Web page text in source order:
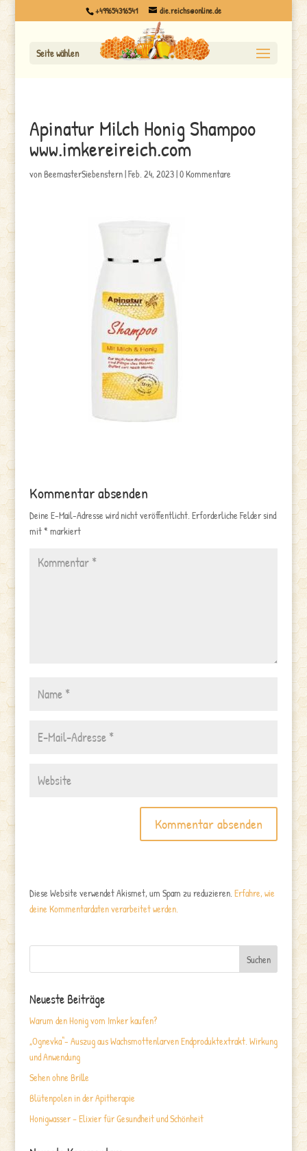
+499654316541 die.reichs@online.de
Seite wählen
Apinatur Milch Honig Shampoo
www.imkereireich.com
vonBeemasterSiebenstern|Feb. 24, 2023|0 Kommentare
Kommentar absenden
Deine E-Mail-Adresse wird nicht veröffentlicht. Erforderliche Felder sind
mit* markiert
Diese Website verwendet Akismet, um Spam zu reduzieren. Erfahre, wie
deine Kommentardaten verarbeitet werden.
Neueste Beiträge
Warum den Honig vom Imker kaufen?
„Ognevka“- Auszug aus Wachsmottenlarven Endproduktextrakt. Wirkung
und Anwendung
Sehen ohne Brille
Blütenpolen in der Apitherapie
Honigwasser – Elixier für Gesundheit und Schönheit